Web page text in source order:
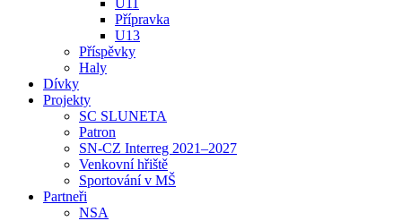
Přípravka
U13
Příspěvky
Haly
Dívky
Projekty
SC SLUNETA
Patron
SN-CZ Interreg 2021–2027
Venkovní hřiště
Sportování v MŠ
Partneři
NSA